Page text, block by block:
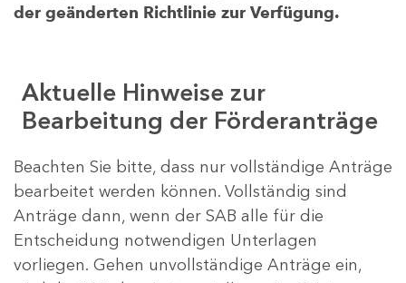
der geänderten Richtlinie zur Verfügung.
Aktuelle Hinweise zur
Bearbeitung der Förderanträge
Beachten Sie bitte, dass nur vollständige Anträge
bearbeitet werden können. Vollständig sind
Anträge dann, wenn der SAB alle für die
Entscheidung notwendigen Unterlagen
vorliegen. Gehen unvollständige Anträge ein,